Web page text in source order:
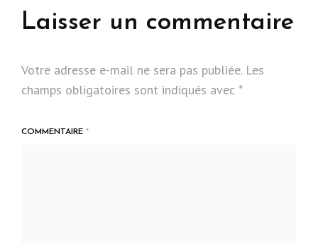
Laisser un commentaire
Votre adresse e-mail ne sera pas publiée. Les
champs obligatoires sont indiqués avec *
COMMENTAIRE *